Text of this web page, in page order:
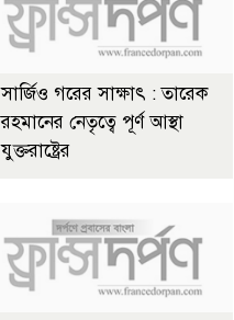
সার্জিও গরের সাক্ষাৎ : তারেক
রহমানের নেতৃত্বে পূর্ণ আস্থা
যুক্তরাষ্ট্রের